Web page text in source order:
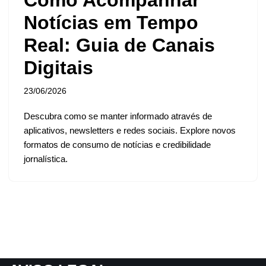
Notícias em Tempo
Real: Guia de Canais
Digitais
23/06/2026
Descubra como se manter informado através de
aplicativos, newsletters e redes sociais. Explore novos
formatos de consumo de notícias e credibilidade
jornalística.